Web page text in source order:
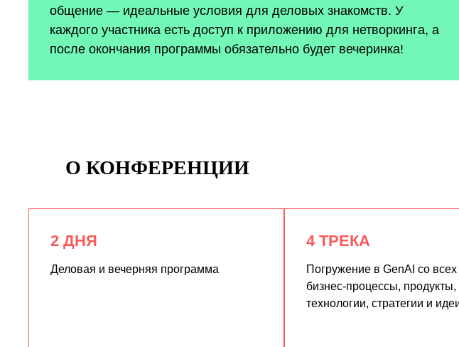
общение — идеальные условия для деловых знакомств. У
каждого участника есть доступ к приложению для нетворкинга, а
после окончания программы обязательно будет вечеринка!
О КОНФЕРЕНЦИИ
2 ДНЯ
Деловая и вечерняя программа
4 ТРЕКА
Погружение в GenAI со
бизнес-процессы, продукты,
технологии, стратегии и